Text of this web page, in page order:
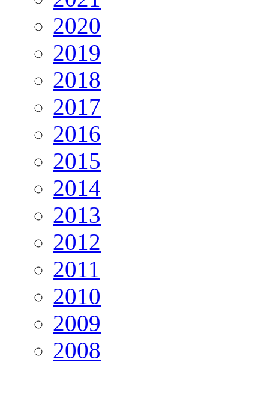
2020
2019
2018
2017
2016
2015
2014
2013
2012
2011
2010
2009
2008